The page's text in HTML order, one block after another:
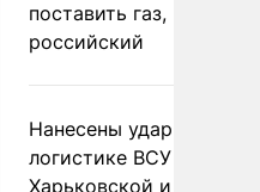
поставить газ, но не
российский
Нанесены удары по
логистике ВСУ в
Харьковской и